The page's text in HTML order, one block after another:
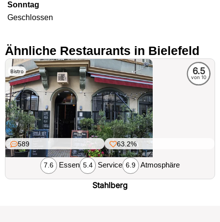
Sonntag
Geschlossen
Ähnliche Restaurants in Bielefeld
Bistro 6.5
von 10
589 63.2%
7.6 Essen 5.4 Service 6.9 Atmosphäre
Stahlberg